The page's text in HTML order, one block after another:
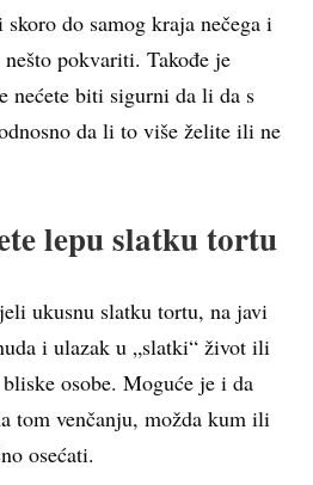
do samog kraja nečega i
nešto pokvariti. Takođe je
nećete biti sigurni da li da s
da li to više želite ili ne
lepu slatku tortu
ukusnu slatku tortu, na javi
i ulazak u „slatki“ život ili
osobe. Moguće je i da
tom venčanju, možda kum ili
osećati.